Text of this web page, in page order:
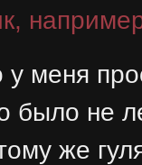
у меня
было не
же